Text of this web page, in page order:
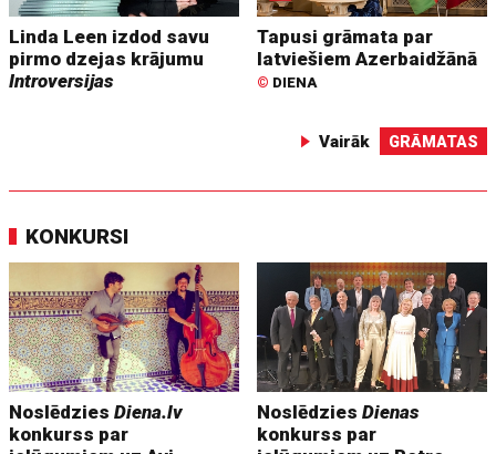
Linda Leen izdod savu
pirmo dzejas krājumu
Introversijas
Tapusi grāmata par
latviešiem Azerbaidžānā
© DIENA
Vairāk GRĀMATAS
KONKURSI
NoslēdziesDiena.lv
konkurss par
NoslēdziesDienas
konkurss par